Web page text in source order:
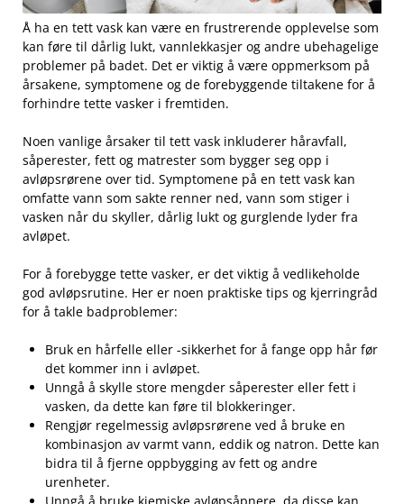
Å ha en ‌tett vask kan være ⁢en frustrerende opplevelse som
kan føre til dårlig lukt, vannlekkasjer og ‌andre‍ ubehagelige⁢
problemer⁤ på ⁢badet. Det ‍er viktig å være oppmerksom på
årsakene, symptomene og de ‍forebyggende ‌tiltakene⁤ for å
forhindre tette vasker i fremtiden.
Noen vanlige årsaker til tett vask inkluderer håravfall,
såperester, fett og matrester som bygger seg opp i
avløpsrørene over tid. Symptomene på en tett vask kan
omfatte ‍vann som sakte renner ned, vann som stiger i
vasken når du skyller, dårlig lukt og gurglende lyder​ fra
avløpet.
For å‍ forebygge ‍tette vasker, er ⁢det viktig å vedlikeholde
‍god⁤ avløpsrutine. Her er noen praktiske tips og⁣ kjerringråd
for å takle badproblemer:
Bruk‍ en hårfelle eller -sikkerhet for å fange opp hår‌ før
det kommer inn i avløpet.
Unngå å skylle store mengder⁢ såperester eller fett ‌i
vasken, da dette kan føre til blokkeringer.
Rengjør regelmessig avløpsrørene ⁤ved å‌ bruke en
kombinasjon av varmt‌ vann,⁣ eddik og ⁤natron. Dette‌ kan
bidra‍ til å fjerne oppbygging av fett og andre
urenheter.